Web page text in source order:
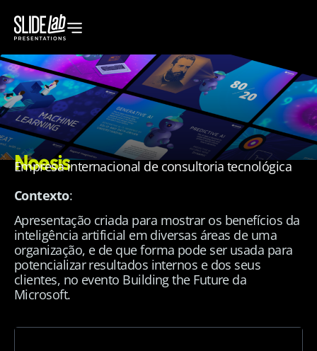
Noesis
Empresa internacional de consultoria tecnológica
Contexto:
Apresentação criada para mostrar os benefícios da
inteligência artificial em diversas áreas de uma
organização, e de que forma pode ser usada para
potencializar resultados internos e dos seus
clientes, no evento Building the Future da
Microsoft.